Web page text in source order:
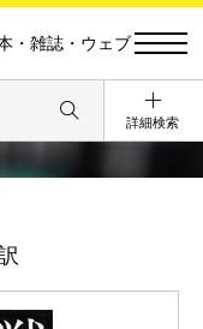
・雑誌・ウェブ
詳細検索